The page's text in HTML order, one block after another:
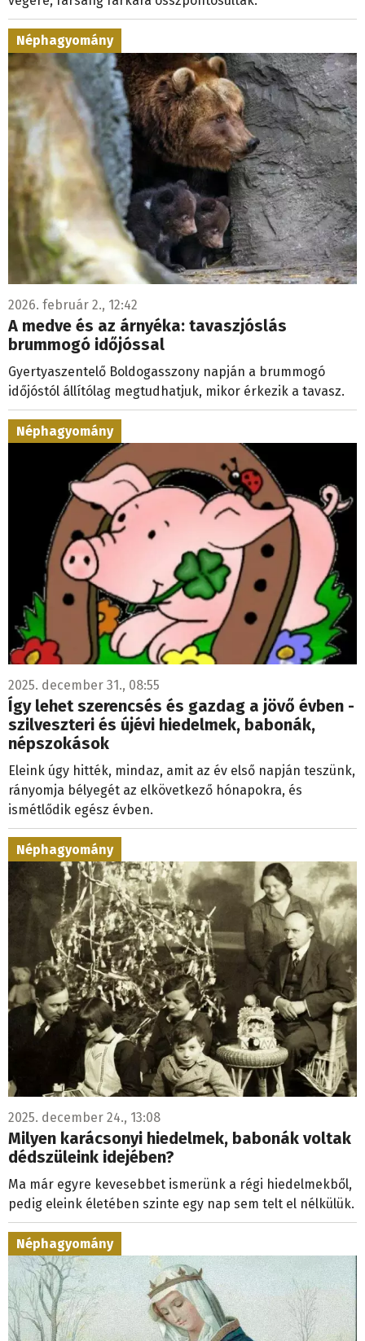
Néphagyomány
2026. február 2., 12:42
A medve és az árnyéka: tavaszjóslás
brummogó időjóssal
Gyertyaszentelő Boldogasszony napján a brummogó
időjóstól állítólag megtudhatjuk, mikor érkezik a tavasz.
Néphagyomány
2025. december 31., 08:55
Így lehet szerencsés és gazdag a jövő évben -
szilveszteri és újévi hiedelmek, babonák,
népszokások
Eleink úgy hitték, mindaz, amit az év első napján teszünk,
rányomja bélyegét az elkövetkező hónapokra, és
ismétlődik egész évben.
Néphagyomány
2025. december 24., 13:08
Milyen karácsonyi hiedelmek, babonák voltak
dédszüleink idejében?
Ma már egyre kevesebbet ismerünk a régi hiedelmekből,
pedig eleink életében szinte egy nap sem telt el nélkülük.
Néphagyomány